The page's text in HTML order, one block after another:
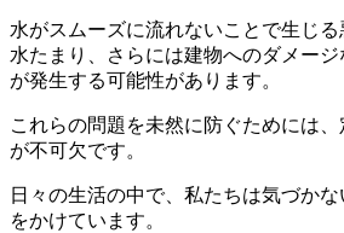
水がスムーズに流れないことで生じ
水たまり、さらには建物へのダメー
が発生する可能性があります。
これらの問題を未然に防ぐためには
が不可欠です。
日々の生活の中で、私たちは気づか
をかけています。